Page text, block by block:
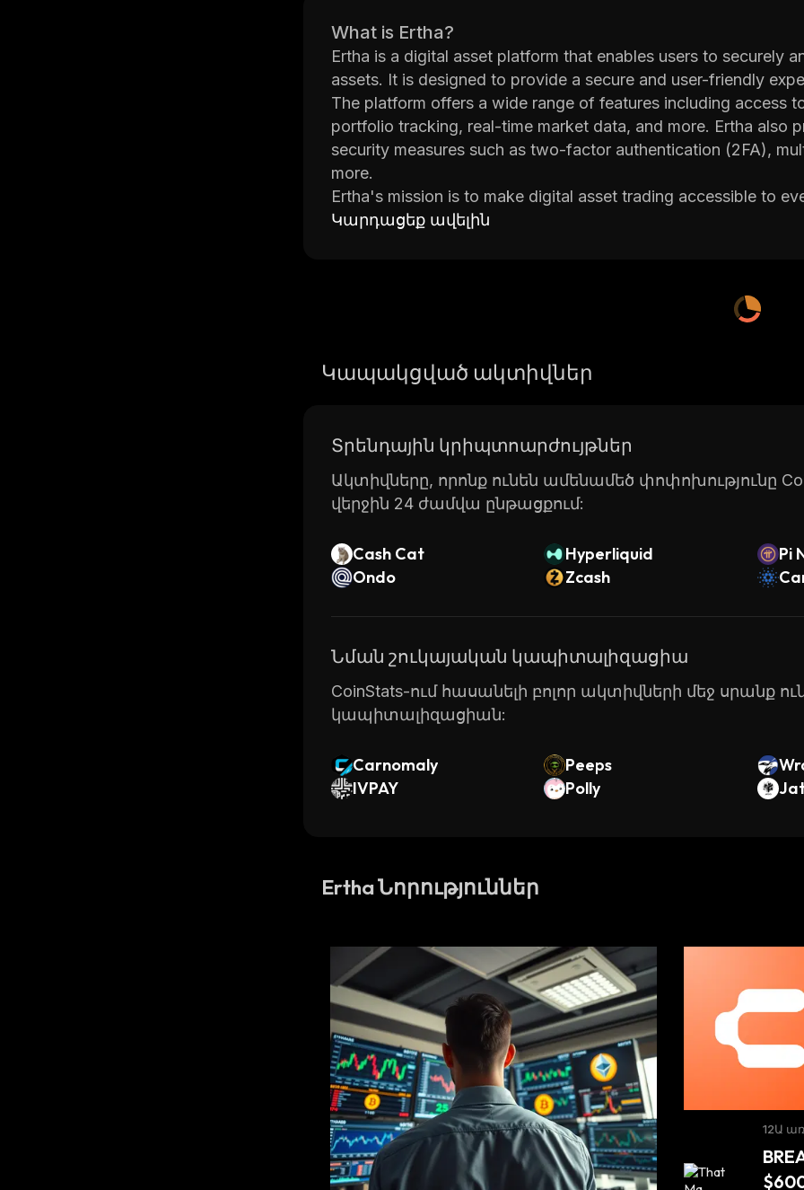
What is Ertha?
Ertha is a digital asset platform that enables users to securely
assets. It is designed to provide a secure and user-friendly
The platform offers a wide range of features including access
portfolio tracking, real-time market data, and more. Ertha also
security measures such as two-factor authentication (2FA),
more.
Ertha's mission is to make digital asset trading accessible to
with powerful features. The platform was built with the latest
platform that allows users to easily manage their digital assets
Huobi Global, OKEx, Bitfinex, KuCoin and others. This allows
these exchanges which helps them take advantage of market
security measures it makes it easy for anyone to get started in
Կարդացեք ավելին
Կապակցված ակտիվներ
Տրենդային կրիպտոարժույթներ
Ակտիվները, որոնք ունեն ամենամեծ փոփոխությունը
վերջին 24 ժամվա ընթացքում:
Cash Cat Hyperliquid Pi
Ondo
Zcash
Նման շուկայական կապիտալիզացիա
CoinStats-ում հասանելի բոլոր ակտիվների մեջ սրանք
կապիտալիզացիան:
Carnomaly Peeps
IVPAY
Polly
Ertha Նորություններ
12Ա